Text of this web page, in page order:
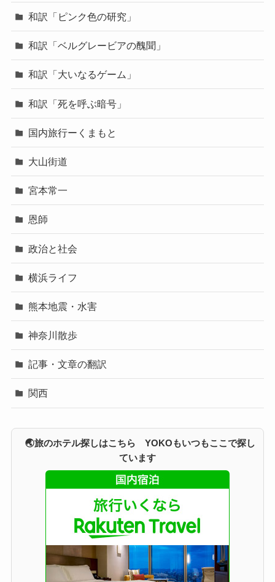
和訳「ピンク色の研究」
和訳「ベルグレービアの醜聞」
和訳「大いなるゲーム」
和訳「死を呼ぶ暗号」
国内旅行ーくまもと
大山街道
宮本常一
恩師
政治と社会
横浜ライフ
熊本地震・水害
神奈川散歩
記事・文章の翻訳
関西
🌏旅のホテル探しはこちら YOKOもいつもここで探し
ています